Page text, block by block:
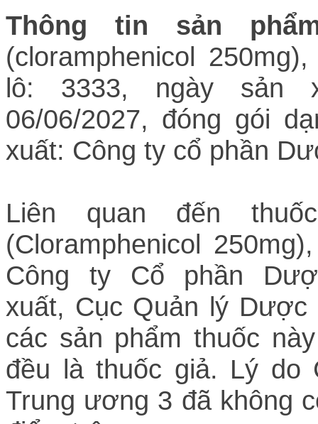
Thông tin sản
(cloramphenicol
lô: 3333, ngày sản
06/06/2027, đóng gói
xuất: Công ty cổ phần
Liên quan đến
(Cloramphenicol
Công ty Cổ phần
xuất, Cục Quản lý Dược
các sản phẩm thuốc
đều là thuốc giả. Lý do
Trung ương 3 đã không